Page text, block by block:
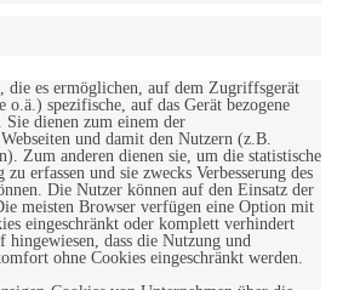
die es ermöglichen, auf dem Zugriffsgerät
spezifische, auf das Gerät bezogene
dienen zum einem der
und damit den Nutzern (z.B.
Zum anderen dienen sie, um die statistische
erfassen und sie zwecks Verbesserung des
Die Nutzer können auf den Einsatz der
meisten Browser verfügen eine Option mit
eingeschränkt oder komplett verhindert
dass die Nutzung und
ohne Cookies eingeschränkt werden.